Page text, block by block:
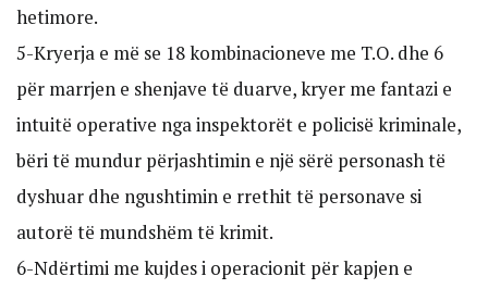
hetimore.
5-Kryerja e më se 18 kombinacioneve me T.O. dhe 6
për marrjen e shenjave të duarve, kryer me fantazi e
intuitë operative nga inspektorët e policisë kriminale,
bëri të mundur përjashtimin e një sërë personash të
dyshuar dhe ngushtimin e rrethit të personave si
autorë të mundshëm të krimit.
6-Ndërtimi me kujdes i operacionit për kapjen e